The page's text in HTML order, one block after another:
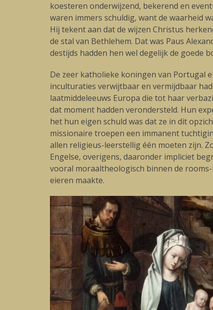
koesteren onderwijzend, bekerend en
waren immers schuldig, want de waarheid
Hij tekent aan dat de wijzen Christus
de stal van Bethlehem. Dat was Paus
destijds hadden hen wel degelijk de goede
De zeer katholieke koningen van Portugal
inculturaties verwijtbaar en vermijdbaar
laatmiddeleeuws Europa die tot haar
dat moment hadden verondersteld. Hun
het hun eigen schuld was dat ze in dit
missionaire troepen een immanent
allen religieus-leerstellig één moeten zijn.
Engelse, overigens, daaronder impliciet
vooral moraaltheologisch binnen de
eieren maakte.